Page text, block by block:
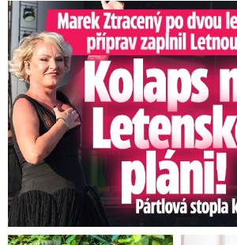
Marek Ztracený na Letné: Pártlová stopla